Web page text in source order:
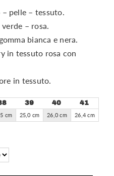
– pelle – tessuto.
– rosa.
bianca e nera.
in tessuto rosa con
in tessuto.
39 40 41
cm 25,0 cm 26,0 cm 26,4 cm